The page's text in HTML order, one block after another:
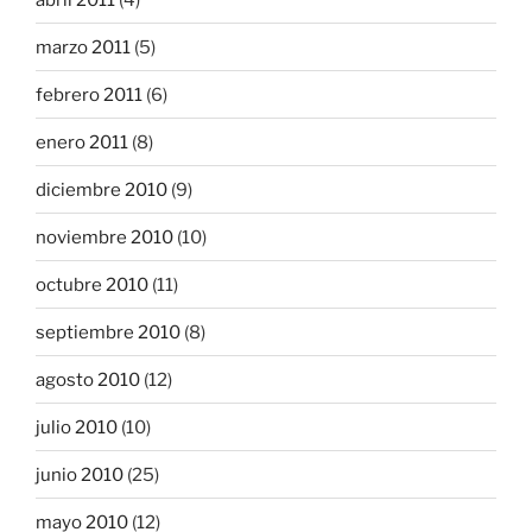
marzo 2011 (5)
febrero 2011 (6)
enero 2011 (8)
diciembre 2010 (9)
noviembre 2010 (10)
octubre 2010 (11)
septiembre 2010 (8)
agosto 2010 (12)
julio 2010 (10)
junio 2010 (25)
mayo 2010 (12)